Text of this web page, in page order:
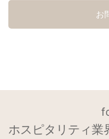
お
ホスピタリティ業